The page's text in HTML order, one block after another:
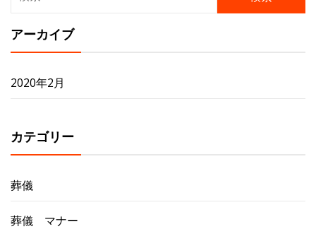
索:
アーカイブ
2020年2月
カテゴリー
葬儀
葬儀 マナー